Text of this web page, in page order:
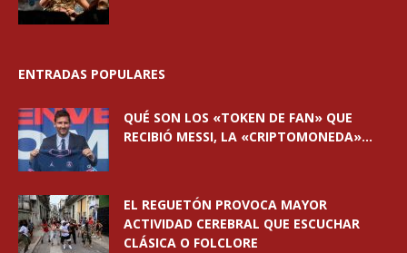
ENTRADAS POPULARES
QUÉ SON LOS «TOKEN DE FAN» QUE
RECIBIÓ MESSI, LA «CRIPTOMONEDA»...
EL REGUETÓN PROVOCA MAYOR
ACTIVIDAD CEREBRAL QUE ESCUCHAR
CLÁSICA O FOLCLORE